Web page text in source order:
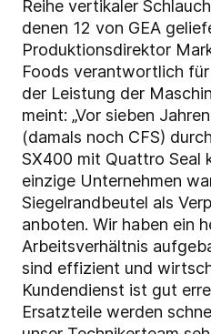
Reihe vertikaler
denen 12 von GEA
Produktionsdirektor
Foods verantwortlich
der Leistung der
meint: „Vor sieben
(damals noch CFS)
SX400 mit Quattro Seal
einzige Unternehmen
Siegelrandbeutel als
anboten. Wir haben ein
Arbeitsverhältnis
sind effizient und
Kundendienst ist gut
Ersatzteile werden